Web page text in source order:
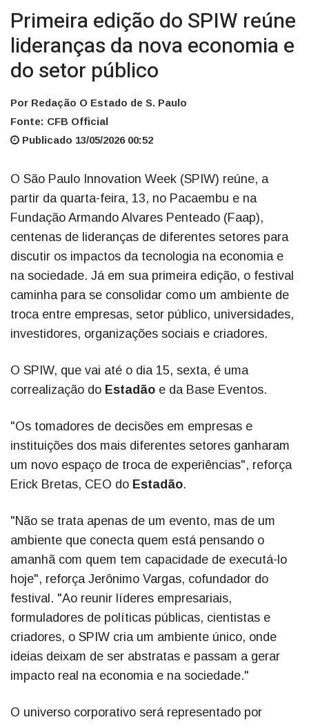
Primeira edição do SPIW reúne
lideranças da nova economia e
do setor público
Por Redação O Estado de S. Paulo
Fonte: CFB Official
Publicado 13/05/2026 00:52
O São Paulo Innovation Week (SPIW) reúne, a
partir da quarta-feira, 13, no Pacaembu e na
Fundação Armando Alvares Penteado (Faap),
centenas de lideranças de diferentes setores para
discutir os impactos da tecnologia na economia e
na sociedade. Já em sua primeira edição, o festival
caminha para se consolidar como um ambiente de
troca entre empresas, setor público, universidades,
investidores, organizações sociais e criadores.
O SPIW, que vai até o dia 15, sexta, é uma
correalização do Estadão e da Base Eventos.
"Os tomadores de decisões em empresas e
instituições dos mais diferentes setores ganharam
um novo espaço de troca de experiências", reforça
Erick Bretas, CEO do Estadão.
"Não se trata apenas de um evento, mas de um
ambiente que conecta quem está pensando o
amanhã com quem tem capacidade de executá-lo
hoje", reforça Jerônimo Vargas, cofundador do
festival. "Ao reunir líderes empresariais,
formuladores de políticas públicas, cientistas e
criadores, o SPIW cria um ambiente único, onde
ideias deixam de ser abstratas e passam a gerar
impacto real na economia e na sociedade."
O universo corporativo será representado por